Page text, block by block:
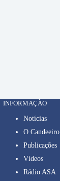
INFORMAÇÃO
Notícias
O Candeeiro
Publicações
Vídeos
Rádio ASA